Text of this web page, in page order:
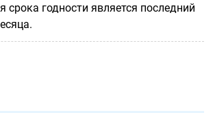
срока годности является последний